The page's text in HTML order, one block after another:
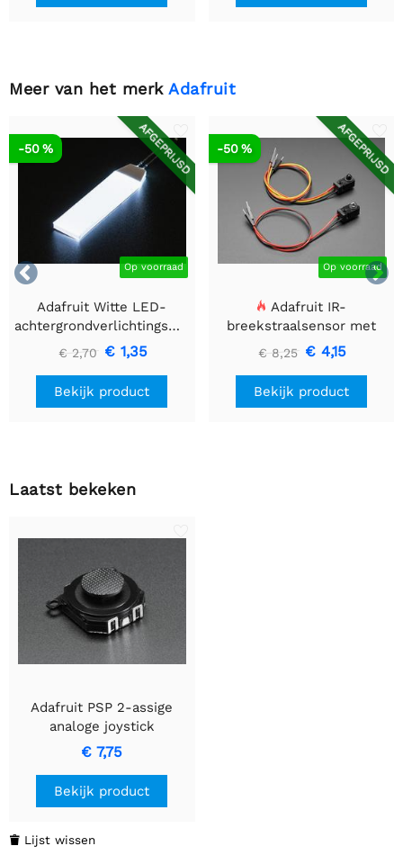
Meer van het merk Adafruit


AFGEPRIJSD
Op voorraad
-50 %
Adafruit Witte LED-
achtergrondverlichtingsmodule
- Klein 12 mm x 40 mm
€ 2,70 € 1,35
Bekijk product
AFGEPRIJSD
Op voorraad
-50 %
Adafruit IR-
breekstraalsensor met
premium draadheader
header einden - 5 mm
LED's
€ 8,25 € 4,15
Bekijk product
Laatst bekeken
Adafruit PSP 2-assige
analoge joystick
€ 7,75
Bekijk product
 Lijst wissen